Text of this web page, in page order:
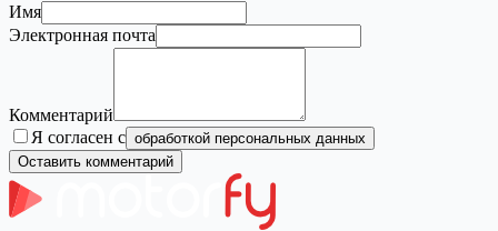
Имя
Электронная почта
Комментарий
Я согласен с обработкой персональных данных
Оставить комментарий